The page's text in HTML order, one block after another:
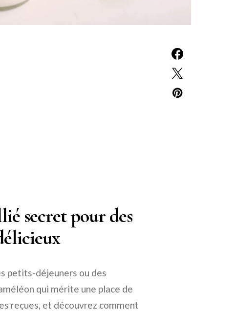
secret pour des
petits-déjeuners ou des
qui mérite une place de
reçues, et découvrez comment